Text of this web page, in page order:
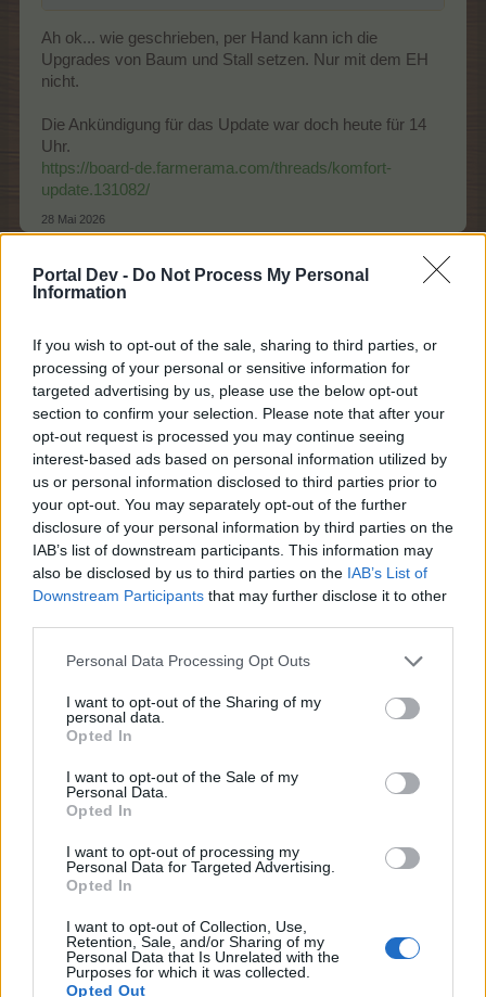
Portal Dev - Do Not Process My Personal
Information
If you wish to opt-out of the sale, sharing to third parties, or
processing of your personal or sensitive information for
targeted advertising by us, please use the below opt-out
section to confirm your selection. Please note that after your
opt-out request is processed you may continue seeing
interest-based ads based on personal information utilized by
us or personal information disclosed to third parties prior to
your opt-out. You may separately opt-out of the further
disclosure of your personal information by third parties on the
IAB’s list of downstream participants. This information may
also be disclosed by us to third parties on the IAB’s List of
Downstream Participants that may further disclose it to other
Personal Data Processing Opt Outs
I want to opt-out of the Sharing of my
personal data.
Opted In
I want to opt-out of the Sale of my
Personal Data.
Opted In
I want to opt-out of processing my
Personal Data for Targeted Advertising.
Opted In
I want to opt-out of Collection, Use,
Retention, Sale, and/or Sharing of my
Personal Data that Is Unrelated with the
Purposes for which it was collected.
Opted Out
Ah ok... wie geschrieben, per Hand kann ich die
Upgrades von Baum und Stall setzen. Nur mit dem EH
nicht.
Die Ankündigung für das Update war doch heute für 14
Uhr.
https://board-de.farmerama.com/threads/komfort-
update.131082/
28 Mai 2026
-triandafilla-
Zitat von little-nici:
Ah ok... wie geschrieben, per Hand kann ich die Upgrades von
Baum und Stall setzen. Nur mit dem EH nicht.
Die Ankündigung für das Update war doch heute für 14 Uhr.
https://board-de.farmerama.com/threads/komfort-update.131082/
Uff, an mir vorbeigegangen und ich hatte einen FAQ-
Zusatz gesucht. Da so etwas noch fehlt: gehe mal auf
den Baum ohne Pfeil und suche dort XL/XXL, dann setzt
es gleich zusammen.
little-nici
Lebende Forenlegende
Zitat von -triandafilla-:↑
Uff, an mir vorbeigegangen und ich hatte einen FAQ-Zusatz
Pfeil und suche dort XL/XXL, dann setzt es gleich zusammen.
auch mit dem EH geklappt.
Aber soll das so sein? Wozu dann daneben der Button
mit dem gelben Pfeil?